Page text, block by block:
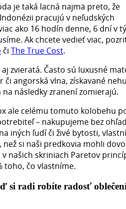
je taká lacná najmä preto, že
pracujú v neľudských
ako 16 hodín denne, 6 dní v
Ak chcete vedieť viac,
či The True Cost.
zvieratá. Často sú luxusné
či angorská vlna, získavané
následky zranení zomierajú.
ale celému tomuto kolobehu
– nakupujeme bez
iných ľudí či živé bytosti,
než si naši predkovia mohli
našich skriniach Paretov
toho, čo vlastníme.
si radi robíte radosť